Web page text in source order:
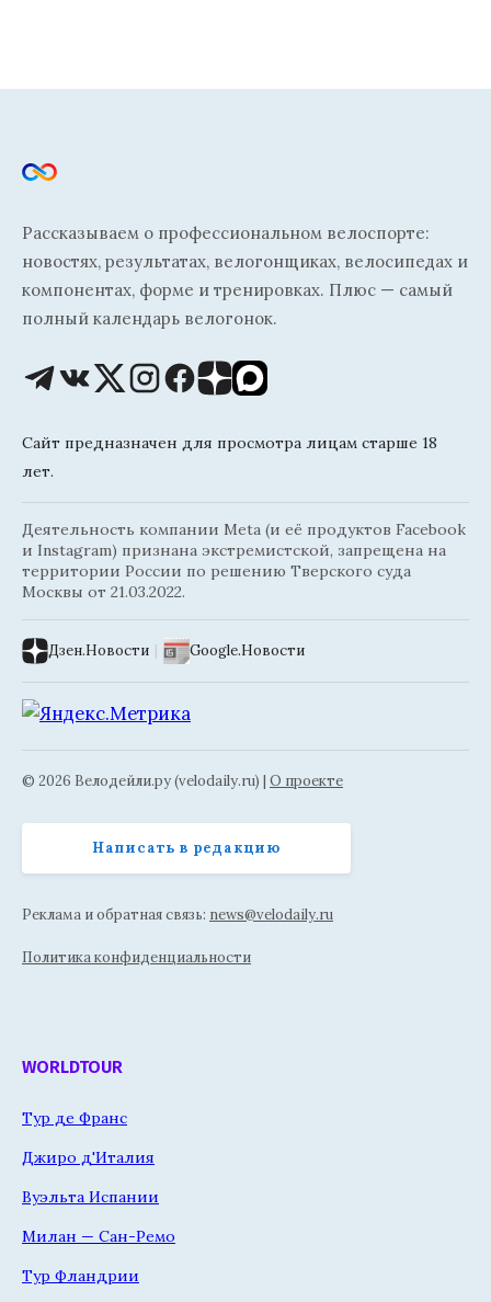
Рассказываем о профессиональном велоспорте:
новостях, результатах, велогонщиках, велосипедах и
компонентах, форме и тренировках. Плюс — самый
полный календарь велогонок.
Сайт предназначен для просмотра лицам старше 18
лет.
Деятельность компании Meta (и её продуктов Facebook
и Instagram) признана экстремистской, запрещена на
территории России по решению Тверского суда
Москвы от 21.03.2022.
Дзен.Новости | Google.Новости
© 2026 Велодейли.ру (velodaily.ru) | О проекте
Написать в редакцию
Реклама и обратная связь: news@velodaily.ru
Политика конфиденциальности
WORLDTOUR
Тур де Франс
Джиро д'Италия
Вуэльта Испании
Милан — Сан-Ремо
Тур Фландрии